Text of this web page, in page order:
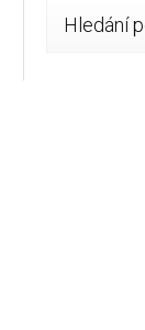
Hledání